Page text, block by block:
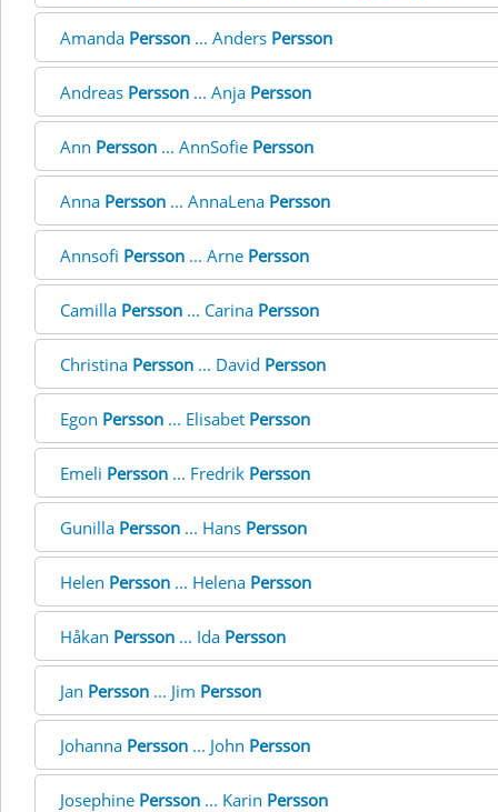
Amanda Persson ... Anders Persson
Andreas Persson ... Anja Persson
Ann Persson ... AnnSofie Persson
Anna Persson ... AnnaLena Persson
Annsofi Persson ... Arne Persson
Camilla Persson ... Carina Persson
Christina Persson ... David Persson
Egon Persson ... Elisabet Persson
Emeli Persson ... Fredrik Persson
Gunilla Persson ... Hans Persson
Helen Persson ... Helena Persson
Håkan Persson ... Ida Persson
Jan Persson ... Jim Persson
Johanna Persson ... John Persson
Josephine Persson ... Karin Persson